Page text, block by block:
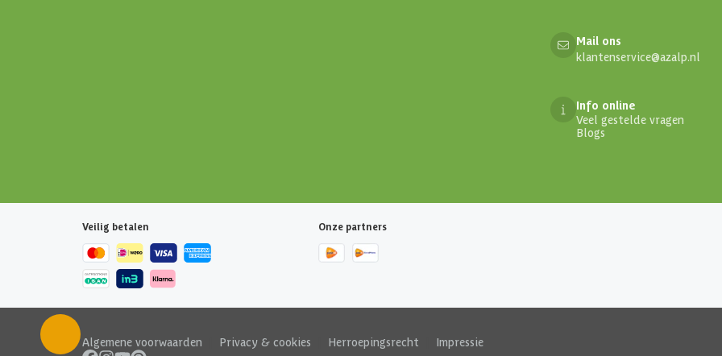
Mail ons
klantenservice@azalp.nl
Info online
Veel gestelde vragen
Blogs
Veilig betalen Onze partners
Algemene voorwaarden Privacy & cookies Herroepingsrecht Impressie